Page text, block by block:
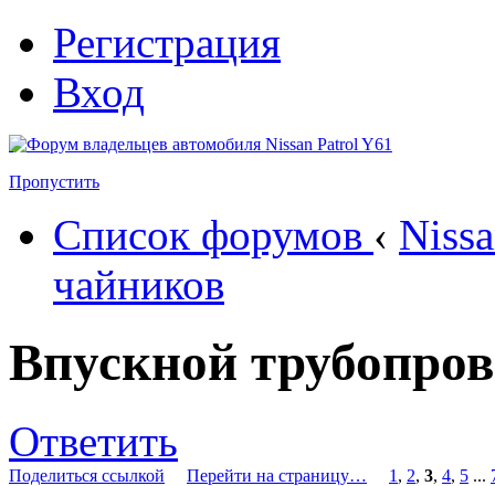
Регистрация
Вход
Пропустить
Список форумов ‹
чайников
Впускной
Ответить
Поделиться ссылкой Перейти на страницу… 1 , 2, 3, 4, 5 ...